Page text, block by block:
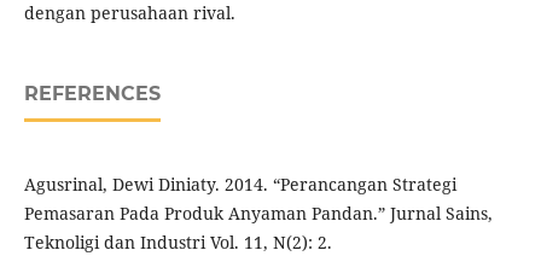
dengan perusahaan rival.
REFERENCES
Agusrinal, Dewi Diniaty. 2014. “Perancangan Strategi
Pemasaran Pada Produk Anyaman Pandan.” Jurnal Sains,
Teknoligi dan Industri Vol. 11, N(2): 2.